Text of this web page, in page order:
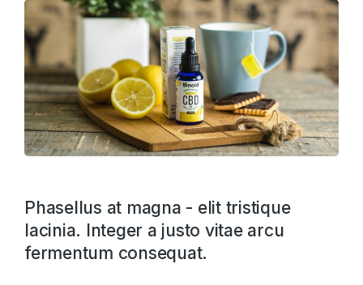
Phasellus at magna - elit tristique
lacinia. Integer a justo vitae arcu
fermentum consequat.